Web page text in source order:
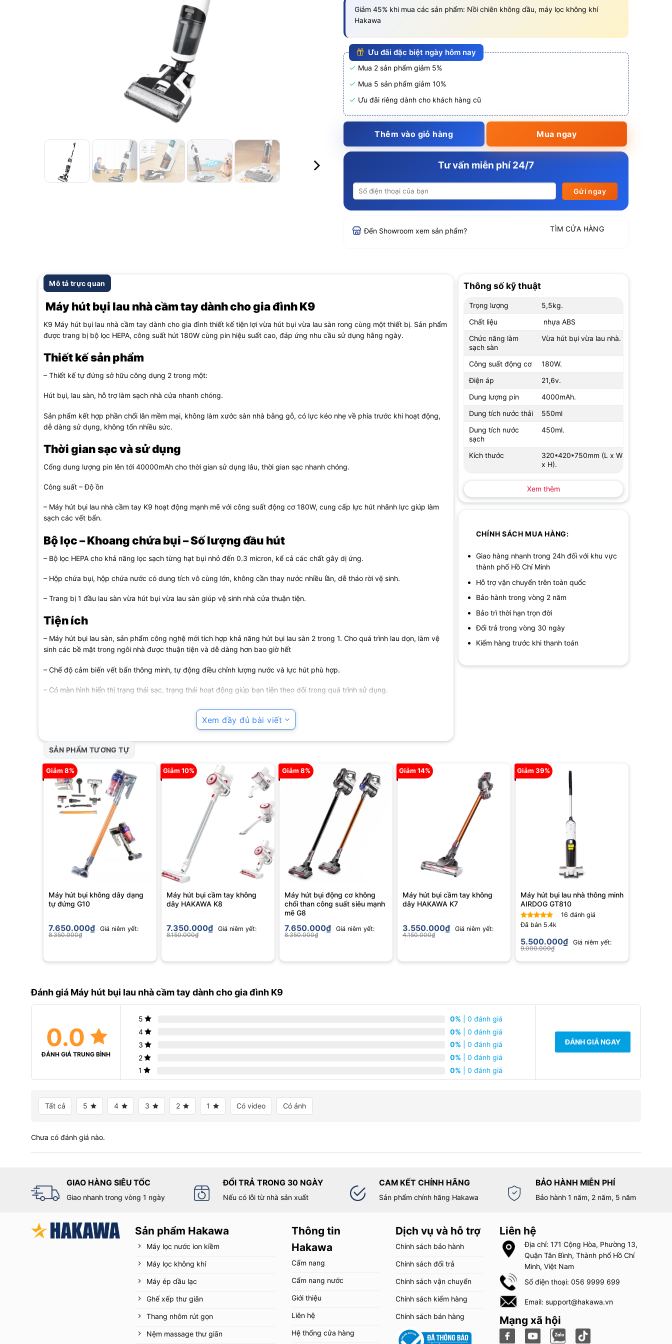
Giảm 45% khi mua các sản phẩm: Nồi chiên không dầu, máy lọc không khí
Hakawa
Ưu đãi đặc biệt ngày hôm nay
Mua 2 sản phẩm giảm 5%
Mua 5 sản phẩm giảm 10%
Ưu đãi riêng dành cho khách hàng cũ
Thêm vào giỏ hàng Mua ngay
Tư vấn miễn phí 24/7
Đến Showroom xem sản phẩm? TÌM CỬA HÀNG
Mô tả trực quan
Máy hút bụi lau nhà cầm tay dành cho gia đìnhK9
K9 Máy hút bụi lau nhà cầm tay dành cho gia đình thiết kế tiện lợi vừa hút bụi vừa lau sàn rong cùng một thiết bị. Sản phẩm
được trang bị bộ lọc HEPA, công suất hút 180W cùng pin hiệu suất cao, đáp ứng nhu cầu sử dụng hằng ngày.
Thiết kế sản phẩm
– Thiết kế tự đứng sở hữu công dụng 2 trong một:
Hút bụi, lau sàn, hỗ trợ làm sạch nhà cửa nhanh chóng.
Sản phẩm kết hợp phần chổi lăn mềm mại, không làm xước sàn nhà bằng gỗ, có lực kéo nhẹ về phía trước khi hoạt động,
dễ dàng sử dụng, không tốn nhiều sức.
Thời gian sạc và sử dụng
Cổng dung lượng pin lên tới 40000mAh cho thời gian sử dụng lâu, thời gian sạc nhanh chóng.
Công suất – Độ ồn
– Máy hút bụi lau nhà cầm tay K9 hoạt động mạnh mẽ với công suất động cơ 180W, cung cấp lực hút nhãnh lực giúp làm
sạch các vết bẩn.
Bộ lọc – Khoang chứa bụi – Số lượng đầu hút
– Bộ lọc HEPA cho khả năng lọc sạch từng hạt bụi nhỏ đến 0.3 micron, kể cả các chất gây dị ứng.
– Hộp chứa bụi, hộp chứa nước có dung tích vô cùng lớn, không cần thay nước nhiều lần, dễ tháo rời vệ sinh.
– Trang bị 1 đầu lau sàn vừa hút bụi vừa lau sàn giúp vệ sinh nhà cửa thuận tiện.
Tiện ích
– Máy hút bụi lau sàn, sản phẩm công nghệ mới tích hợp khả năng hút bụi lau sàn 2 trong 1. Cho quá trình lau dọn, làm vệ
sinh các bề mặt trong ngôi nhà được thuận tiện và dễ dàng hơn bao giờ hết
– Chế độ cảm biến vết bẩn thông minh, tự động điều chỉnh lượng nước và lực hút phù hợp.
– Có màn hình hiển thị trạng thái sạc, trạng thái hoạt động giúp bạn tiện theo dõi trong quá trình sử dụng.
Máy hút bụi lau sàn K9 với thiết kế 2 trong 1, công suất lớn với dung lượng pin lớn cho thời gian sử dụng lâu, trang bị nhiều
tính năng hiện đại, chắc hẳn sẽ là 1 trợ thủ đắc lực hỗ trợ bạn dọn dẹp nhà cửa hiệu quả hơn.
Xem đầy đủ bài viết
Thông số kỹ thuật
Trọng lượng
5,5kg.
Chất liệu
nhựa ABS
Chức năng làm
sạch sàn
Vừa hút bụi vừa lau nhà.
Công suất động cơ
180W.
Điện áp
21,6v.
Dung lượng pin
4000mAh.
Dung tích nước thải
550ml
Dung tích nước
sạch
450ml.
Kích thước
320*420*750mm (L x W
x H).
Xem thêm
CHÍNH SÁCH MUA HÀNG:
Giao hàng nhanh trong 24h đối với khu vực
thành phố Hồ Chí Minh
Hỗ trợ vận chuyển trên toàn quốc
Bảo hành trong vòng 2 năm
Bảo trì thời hạn trọn đời
Đổi trả trong vòng 30 ngày
Kiểm hàng trước khi thanh toán
SẢN PHẨM TƯƠNG TỰ
Giảm 8%
Máy hút bụi không dây dạng
tự đứng G10
7.650.000₫
Giá niêm yết:
8.350.000₫
Giảm 10%
Máy hút bụi cầm tay không
dây HAKAWA K8
7.350.000₫
Giá niêm yết:
8.150.000₫
Giảm 8%
Máy hút bụi động cơ không
chổi than công suất siêu mạnh
mẽ G8
7.650.000₫
Giá niêm yết:
8.350.000₫
Giảm 14%
Máy hút bụi cầm tay không
dây HAKAWA K7
3.550.000₫
Giá niêm yết:
4.150.000₫
Giảm 39%
Máy hút bụi lau nhà thông minh
AIRDOG GT810
Được xếp
5 sao
16 đánh giá
Đã bán 5.4k
5.500.000₫
Giá niêm yết:
9.000.000₫
Đánh giá Máy hút bụi lau nhà cầm tay dành cho gia đình K9
0.0
ĐÁNH GIÁ TRUNG BÌNH
5 0% | 0 đánh giá
4
0% | 0 đánh giá
3
0% | 0 đánh giá
2
0% | 0 đánh giá
1
0% | 0 đánh giá
ĐÁNH GIÁ NGAY
Tất cả 5 4 3 2 1 Có video Có ảnh
Chưa có đánh giá nào.
GIAO HÀNG SIÊU TỐC
Giao nhanh trong vòng 1 ngày
ĐỔI TRẢ TRONG 30 NGÀY
Nếu có lỗi từ nhà sản xuất
CAM KẾT CHÍNH HÃNG
Sản phẩm chính hãng Hakawa
BẢO HÀNH MIỄN PHÍ
Bảo hành 1 năm, 2 năm, 5 năm
Sản phẩm Hakawa
Máy lọc nước ion kiềm
Máy lọc không khí
Máy ép dầu lạc
Ghế xếp thư giãn
Thang nhôm rút gọn
Nệm massage thư giãn
Thông tin
Hakawa
Cẩm nang
Cẩm nang nước
Giới thiệu
Liên hệ
Hệ thống cửa hàng
Dịch vụ và hỗ trợ
Chính sách bảo hành
Chính sách đổi trả
Chính sách vận chuyển
Chính sách kiểm hàng
Chính sách bán hàng
Liên hệ
Địa chỉ: 171 Cộng Hòa, Phường 13,
Quận Tân Bình, Thành phố Hồ Chí
Minh, Việt Nam
Số điện thoại: 056 9999 699
Email: support@hakawa.vn
Mạng xã hội